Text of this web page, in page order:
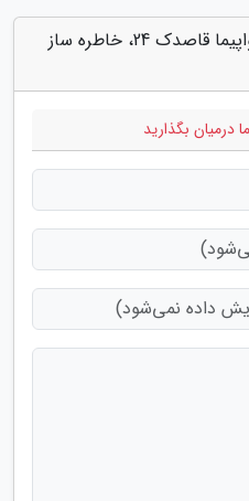
دیدگاه های مرتبط با "بلیط هواپیما قاصدک 24، خاطره ساز
درمیان بگذارید